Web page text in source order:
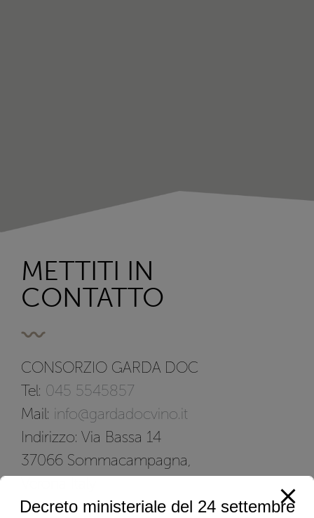
METTITI IN
CONTATTO
CONSORZIO GARDA DOC
Tel: 045 5545857
Mail: info@gardadocvino.it
Indirizzo: Via Bassa 14
37066 Sommacampagna,
Decreto ministeriale del 24 settembre